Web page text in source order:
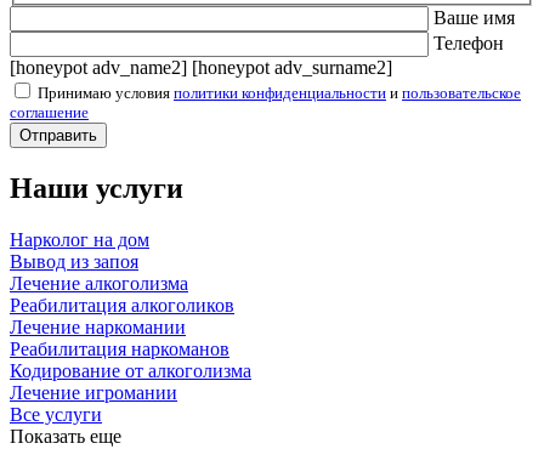
Ваше имя
Телефон
[honeypot adv_name2] [honeypot adv_surname2]
Принимаю условия политики конфиденциальности и пользовательское
соглашение
Наши услуги
Нарколог на дом
Вывод из запоя
Лечение алкоголизма
Реабилитация алкоголиков
Лечение наркомании
Реабилитация наркоманов
Кодирование от алкоголизма
Лечение игромании
Все услуги
Показать еще